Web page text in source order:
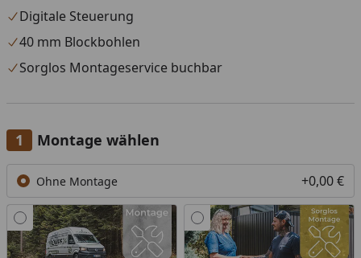
Digitale Steuerung
40 mm Blockbohlen
Sorglos Montageservice buchbar
Montage wählen
Ohne Montage +0,00 €